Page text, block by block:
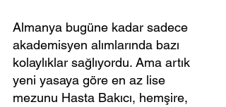
Almanya bugüne kadar sadece
akademisyen alımlarında bazı
kolaylıklar sağlıyordu. Ama artık
yeni yasaya göre en az lise
mezunu Hasta Bakıcı, hemşire,